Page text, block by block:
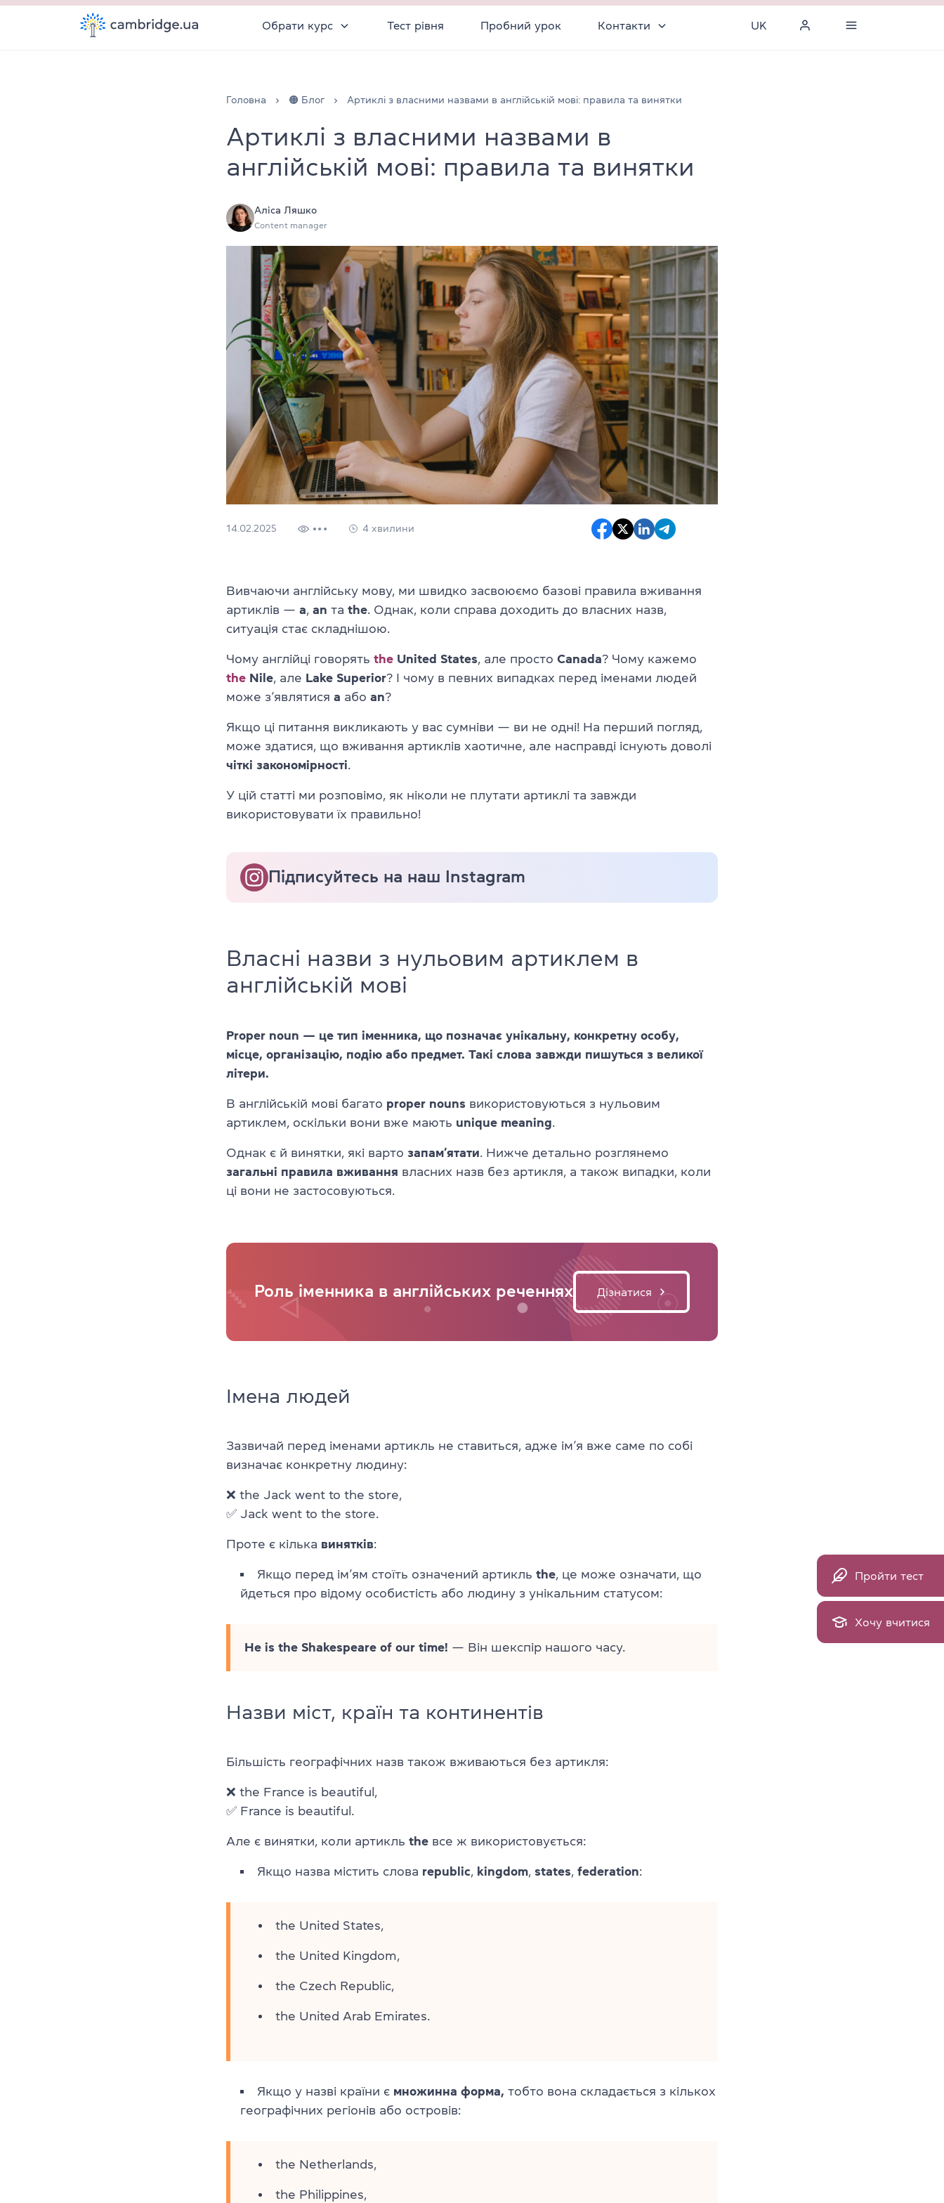
Обрати курс Тест рівня Пробний урок Контакти UK
Головна 🟠 Блог Артиклі з власними назвами в англійській мові: правила та винятки
Артиклі з власними назвами в
англійській мові: правила та винятки
Аліса Ляшко
Content manager
14.02.2025 4 хвилини
Вивчаючи англійську мову, ми швидко засвоюємо базові правила вживання
артиклів — a, an та the. Однак, коли справа доходить до власних назв,
ситуація стає складнішою.
Чому англійці говорять the United States, але просто Canada? Чому кажемо
the Nile, але Lake Superior? І чому в певних випадках перед іменами людей
може з’являтися a або an?
Якщо ці питання викликають у вас сумніви — ви не одні! На перший погляд,
може здатися, що вживання артиклів хаотичне, але насправді існують доволі
чіткі закономірності.
У цій статті ми розповімо, як ніколи не плутати артиклі та завжди
використовувати їх правильно!
Підписуйтесь на наш Instagram
Власні назви з нульовим артиклем в
англійській мові
Proper noun — це тип іменника, що позначає унікальну, конкретну особу,
місце, організацію, подію або предмет. Такі слова завжди пишуться з великої
літери.
В англійській мові багато proper nouns використовуються з нульовим
артиклем, оскільки вони вже мають unique meaning.
Однак є й винятки, які варто запам’ятати. Нижче детально розглянемо
загальні правила вживання власних назв без артикля, а також випадки, коли
ці вони не застосовуються.
Роль іменника в англійських реченнях Дізнатися
Імена людей
Зазвичай перед іменами артикль не ставиться, адже ім’я вже саме по собі
визначає конкретну людину:
❌ the Jack went to the store,
✅ Jack went to the store.
Проте є кілька винятків:
Якщо перед ім’ям стоїть означений артикль the, це може означати, що
йдеться про відому особистість або людину з унікальним статусом:
He is the Shakespeare of our time! — Він шекспір нашого часу.
Назви міст, країн та континентів
Більшість географічних назв також вживаються без артикля:
❌ the France is beautiful,
✅ France is beautiful.
Але є винятки, коли артикль the все ж використовується:
Якщо назва містить слова republic, kingdom, states, federation:
the United States,
the United Kingdom,
the Czech Republic,
the United Arab Emirates.
Якщо у назві країни є множинна форма, тобто вона складається з кількох
географічних регіонів або островів:
the Netherlands,
the Philippines,
Пройти тест
Хочу вчитися